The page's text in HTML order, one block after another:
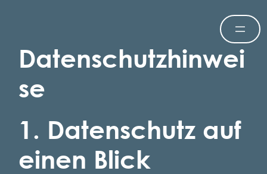
Zum
Inhalt
springen
Datenschutzhinwei
se
1. Datenschutz auf
einen Blick